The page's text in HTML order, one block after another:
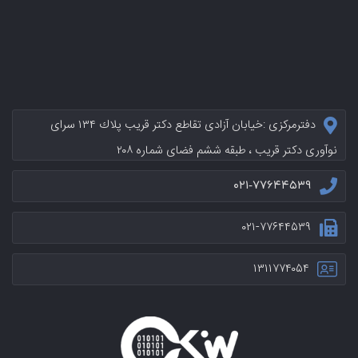
دفترمرکزی :خيابان آزادی تقاطع دکتر قریب پلاك ۱۳۴ سرای
نوآوری دکتر قریب ، طبقه ششم فضای شماره ۲۰۸
۰۲۱-۷۷۶۴۴۵۳۹
۰۲۱-۷۷۶۴۴۵۳۹